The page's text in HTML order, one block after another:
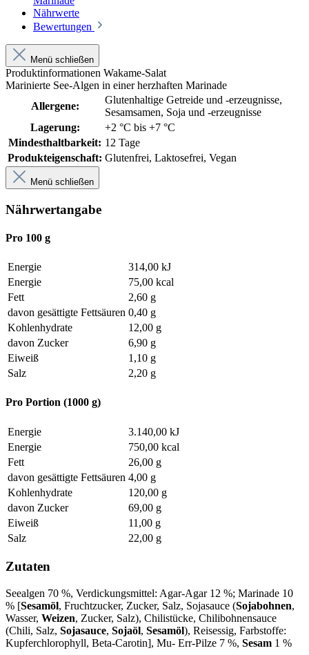
Nährwerte
Bewertungen
Menü schließen
Produktinformationen Wakame-Salat
Marinierte See-Algen in einer herzhaften Marinade
Allergene:
Glutenhaltige Getreide und -erzeugnisse,
Sesamsamen, Soja und -erzeugnisse
Lagerung:
+2 °C bis +7 °C
Mindesthaltbarkeit: 12 Tage
Produkteigenschaft: Glutenfrei, Laktosefrei, Vegan
Menü schließen
Nährwertangabe
Pro 100 g
Energie
314,00 kJ
Energie
75,00 kcal
Fett
2,60 g
davon gesättigte Fettsäuren 0,40 g
Kohlenhydrate
12,00 g
davon Zucker
6,90 g
Eiweiß
1,10 g
Salz
2,20 g
Pro Portion (1000 g)
Energie
3.140,00 kJ
Energie
750,00 kcal
Fett
26,00 g
davon gesättigte Fettsäuren 4,00 g
Kohlenhydrate
120,00 g
davon Zucker
69,00 g
Eiweiß
11,00 g
Salz
22,00 g
Zutaten
Seealgen 70 %, Verdickungsmittel: Agar-Agar 12 %; Marinade 10
% [Sesamöl, Fruchtzucker, Zucker, Salz, Sojasauce (Sojabohnen,
Wasser, Weizen, Zucker, Salz), Chilistücke, Chilibohnensauce
(Chili, Salz, Sojasauce, Sojaöl, Sesamöl), Reisessig, Farbstoffe:
Kupferchlorophyll, Beta-Carotin], Mu- Err-Pilze 7 %, Sesam 1 %